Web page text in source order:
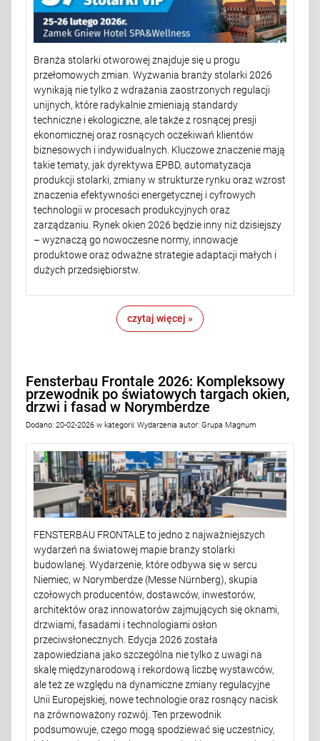
Branża stolarki otworowej znajduje się u progu
przełomowych zmian. Wyzwania branży stolarki 2026
wynikają nie tylko z wdrażania zaostrzonych regulacji
unijnych, które radykalnie zmieniają standardy
techniczne i ekologiczne, ale także z rosnącej presji
ekonomicznej oraz rosnących oczekiwań klientów
biznesowych i indywidualnych. Kluczowe znaczenie mają
takie tematy, jak dyrektywa EPBD, automatyzacja
produkcji stolarki, zmiany w strukturze rynku oraz wzrost
znaczenia efektywności energetycznej i cyfrowych
technologii w procesach produkcyjnych oraz
zarządzaniu. Rynek okien 2026 będzie inny niż dzisiejszy
– wyznaczą go nowoczesne normy, innowacje
produktowe oraz odważne strategie adaptacji małych i
dużych przedsiębiorstw.
czytaj więcej »
Fensterbau Frontale 2026: Kompleksowy
przewodnik po światowych targach okien,
drzwi i fasad w Norymberdze
Dodano: 20-02-2026 w kategorii: Wydarzenia autor: Grupa Magnum
FENSTERBAU FRONTALE to jedno z najważniejszych
wydarzeń na światowej mapie branży stolarki
budowlanej. Wydarzenie, które odbywa się w sercu
Niemiec, w Norymberdze (Messe Nürnberg), skupia
czołowych producentów, dostawców, inwestorów,
architektów oraz innowatorów zajmujących się oknami,
drzwiami, fasadami i technologiami osłon
przeciwsłonecznych. Edycja 2026 została
zapowiedziana jako szczególna nie tylko z uwagi na
skalę międzynarodową i rekordową liczbę wystawców,
ale też ze względu na dynamiczne zmiany regulacyjne
Unii Europejskiej, nowe technologie oraz rosnący nacisk
na zrównoważony rozwój. Ten przewodnik
podsumowuje, czego mogą spodziewać się uczestnicy,